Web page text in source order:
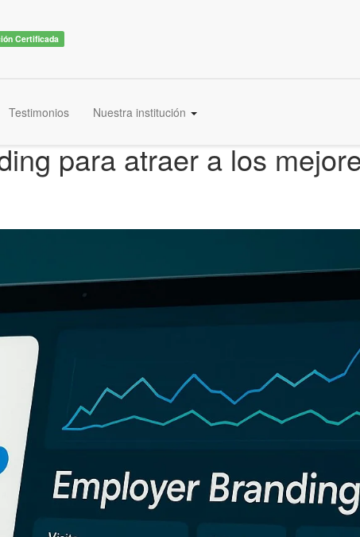
Certificada
Testimonios Nuestra institución
para atraer a los